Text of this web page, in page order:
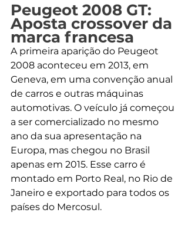
Peugeot 2008 GT:
Aposta crossover da
marca francesa
A primeira aparição do Peugeot
2008 aconteceu em 2013, em
Geneva, em uma convenção anual
de carros e outras máquinas
automotivas. O veículo já começou
a ser comercializado no mesmo
ano da sua apresentação na
Europa, mas chegou no Brasil
apenas em 2015. Esse carro é
montado em Porto Real, no Rio de
Janeiro e exportado para todos os
países do Mercosul.